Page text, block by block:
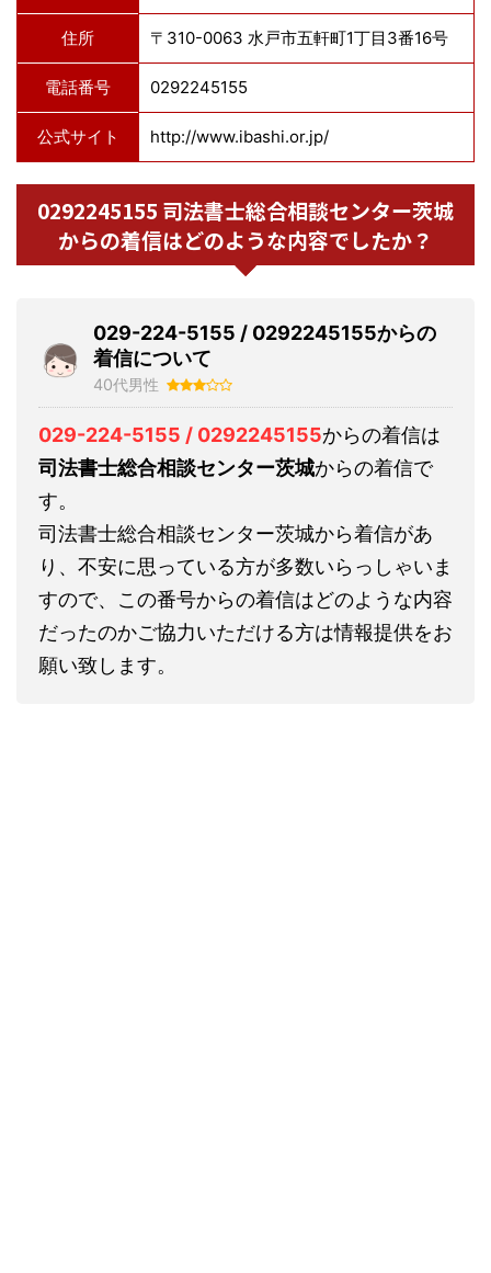
住所 〒310-0063 水戸市五軒町1丁目3番16号
電話番号 0292245155
公式サイト http://www.ibashi.or.jp/
0292245155 司法書士総合相談センター茨城
からの着信はどのような内容でしたか？
029-224-5155 / 0292245155からの
着信について
40代男性
029-224-5155 / 0292245155からの着信は
司法書士総合相談センター茨城からの着信で
す。
司法書士総合相談センター茨城から着信があ
り、不安に思っている方が多数いらっしゃいま
すので、この番号からの着信はどのような内容
だったのかご協力いただける方は情報提供をお
願い致します。